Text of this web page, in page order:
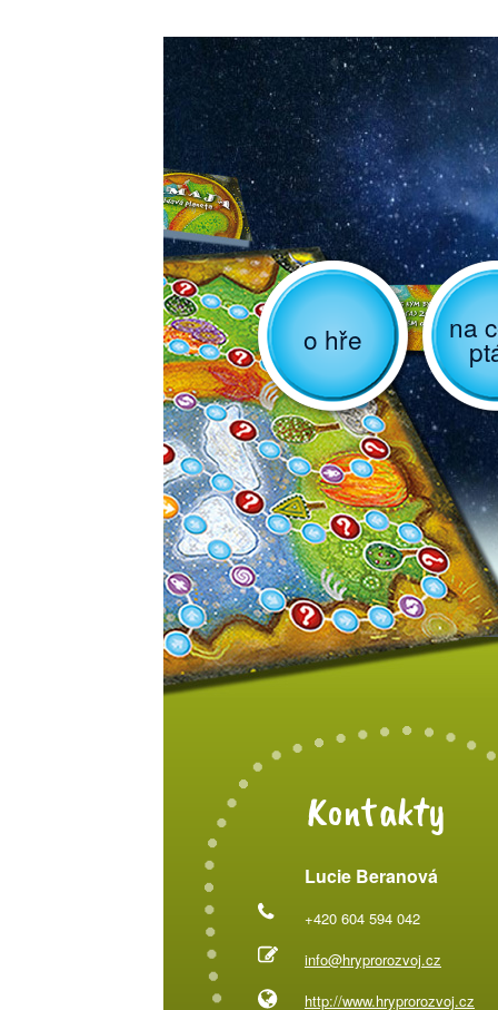
o hře na
Kontakty
Lucie Beranová
+420 604 594 042
info@hryprorozvoj.cz
http://www.hryprorozvoj.cz